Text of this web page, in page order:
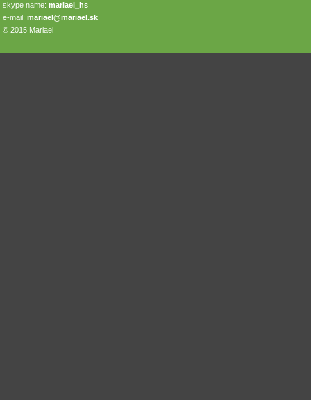
skype name: mariael_hs
e-mail: mariael@mariael.sk
© 2015 Mariael